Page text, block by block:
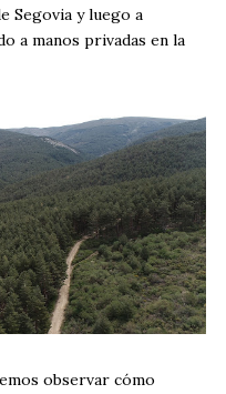
Segovia y luego a
a manos privadas en la
observar cómo